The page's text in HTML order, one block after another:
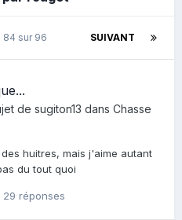
SUIVANT
84 sur 96
de sugiton13 dans Chasse
huitres, mais j'aime autant
du tout quoi
29 réponses